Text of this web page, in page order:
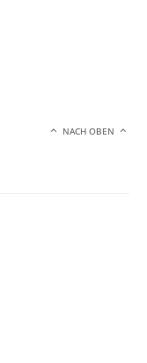
NACH OBEN